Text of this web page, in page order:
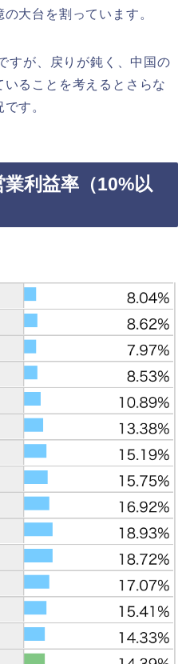
大台を割っています。
すが、戻りが鈍く、中国の
ることを考えるとさらな
す。
業利益率（10%以